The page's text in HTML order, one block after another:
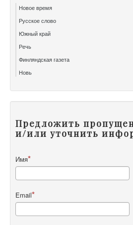
Новое время
Русское слово
Южный край
Речь
Финляндская газета
Новь
Предложить
и/или уточнить
Имя
Email